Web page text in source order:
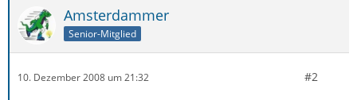
Amsterdammer
Senior-Mitglied
10. Dezember 2008 um 21:32 #2